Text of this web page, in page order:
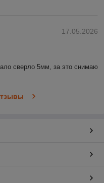
17.05.2026
сверло 5мм, за это снимаю